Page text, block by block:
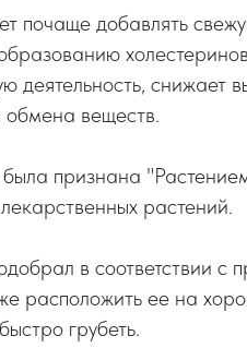
почаще добавлять
деятельность, снижает
обмена веществ.
признана
растений.
в соответствии с
расположить ее на
грубеть.